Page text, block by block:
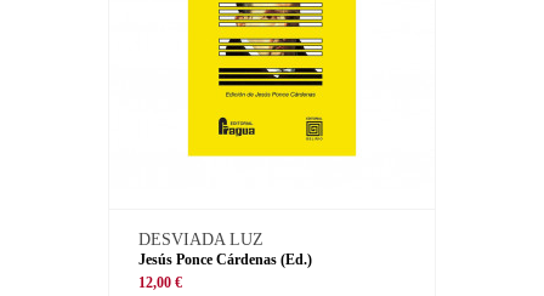
DESVIADA LUZ
Jesús Ponce Cárdenas (Ed.)
12,00 €